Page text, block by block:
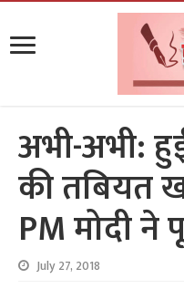
अभी-अभी:
की तबियत
PM मोदी ने
July 27, 2018